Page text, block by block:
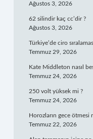
Ağustos 3, 2026
62 silindir kaç cc’dir ?
Ağustos 3, 2026
Türkiye’de ciro
Temmuz 29, 2026
Kate Middleton nasıl
Temmuz 24, 2026
250 volt yüksek mi ?
Temmuz 24, 2026
Horozların gece ötmesi
Temmuz 22, 2026